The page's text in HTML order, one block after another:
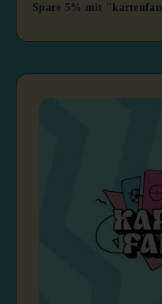
Spare 5% mit